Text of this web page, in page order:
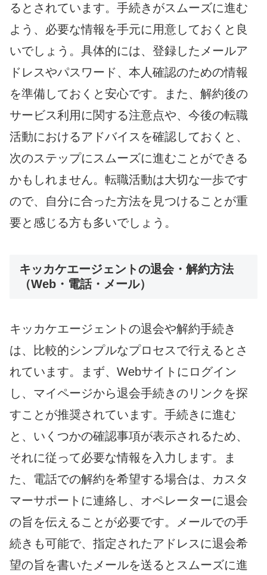
るとされています。手続きがスムーズに進む
よう、必要な情報を手元に用意しておくと良
いでしょう。具体的には、登録したメールア
ドレスやパスワード、本人確認のための情報
を準備しておくと安心です。また、解約後の
サービス利用に関する注意点や、今後の転職
活動におけるアドバイスを確認しておくと、
次のステップにスムーズに進むことができる
かもしれません。転職活動は大切な一歩です
ので、自分に合った方法を見つけることが重
要と感じる方も多いでしょう。
キッカケエージェントの退会・解約方法
（Web・電話・メール）
キッカケエージェントの退会や解約手続き
は、比較的シンプルなプロセスで行えるとさ
れています。まず、Webサイトにログイン
し、マイページから退会手続きのリンクを探
すことが推奨されています。手続きに進む
と、いくつかの確認事項が表示されるため、
それに従って必要な情報を入力します。ま
た、電話での解約を希望する場合は、カスタ
マーサポートに連絡し、オペレーターに退会
の旨を伝えることが必要です。メールでの手
続きも可能で、指定されたアドレスに退会希
望の旨を書いたメールを送るとスムーズに進